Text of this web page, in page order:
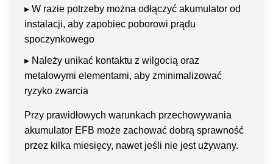
▸ W razie potrzeby można odłączyć akumulator od
instalacji, aby zapobiec poborowi prądu
spoczynkowego
▸ Należy unikać kontaktu z wilgocią oraz
metalowymi elementami, aby zminimalizować
ryzyko zwarcia
Przy prawidłowych warunkach przechowywania
akumulator EFB może zachować dobrą sprawność
przez kilka miesięcy, nawet jeśli nie jest używany.